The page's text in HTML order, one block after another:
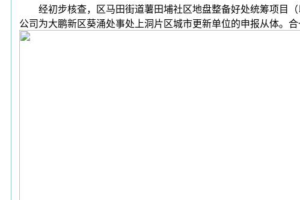
经初步核查，区马田街道薯田埔社区地盘整备好处统筹项目（
公司为大鹏新区葵涌处事处上洞片区城市更新单位的申报从体。